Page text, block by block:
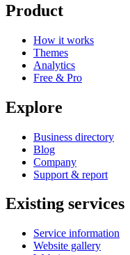
Product
How it works
Themes
Analytics
Free & Pro
Explore
Business directory
Blog
Company
Support & report
Existing services
Service information
Website gallery